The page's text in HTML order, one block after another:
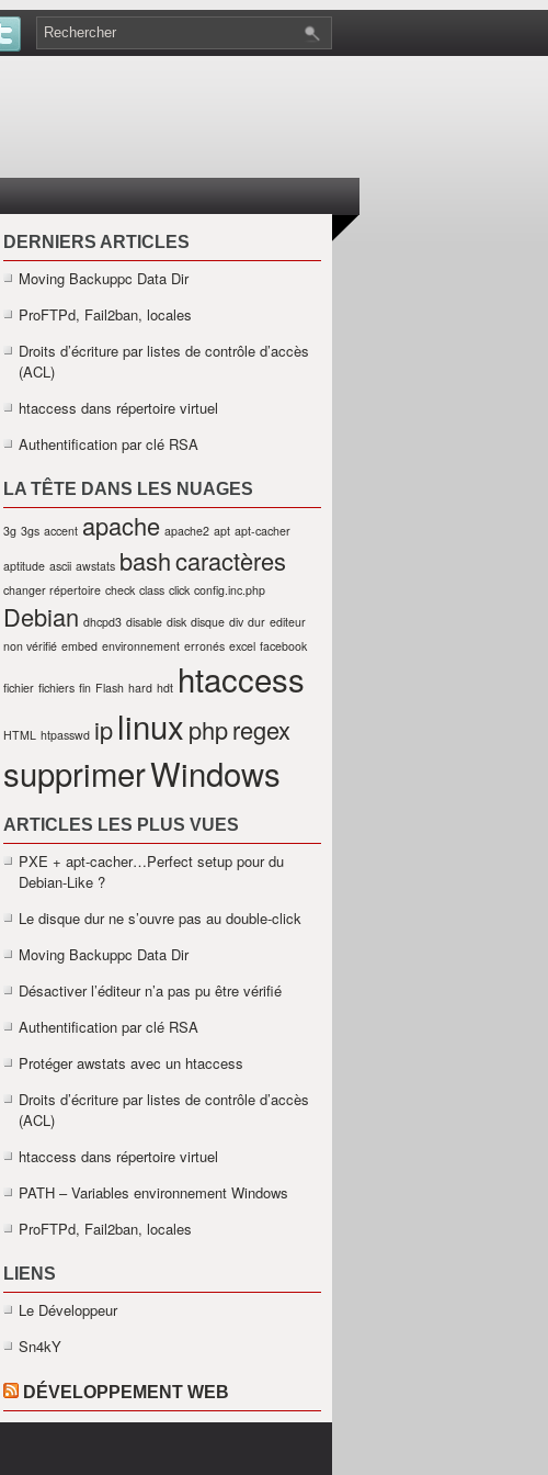
DERNIERS ARTICLES
Moving Backuppc Data Dir
ProFTPd, Fail2ban, locales
Droits d’écriture par listes de contrôle d’accès
(ACL)
htaccess dans répertoire virtuel
Authentification par clé RSA
LA TÊTE DANS LES NUAGES
3g 3gs accent apache apache2 apt apt-cacher
aptitude ascii awstats bashcaractères
changer répertoire check class click config.inc.php
Debian dhcpd3 disable disk disque div dur editeur
non vérifié embed environnement erronés excel facebook
fichier fichiers fin Flash hard hdt htaccess
HTML htpasswd iplinuxphpregex
supprimerWindows
ARTICLES LES PLUS VUES
PXE + apt-cacher…Perfect setup pour du
Debian-Like ?
Le disque dur ne s’ouvre pas au double-click
Moving Backuppc Data Dir
Désactiver l’éditeur n’a pas pu être vérifié
Authentification par clé RSA
Protéger awstats avec un htaccess
Droits d’écriture par listes de contrôle d’accès
(ACL)
htaccess dans répertoire virtuel
PATH – Variables environnement Windows
ProFTPd, Fail2ban, locales
LIENS
Le Développeur
Sn4kY
DÉVELOPPEMENT WEB